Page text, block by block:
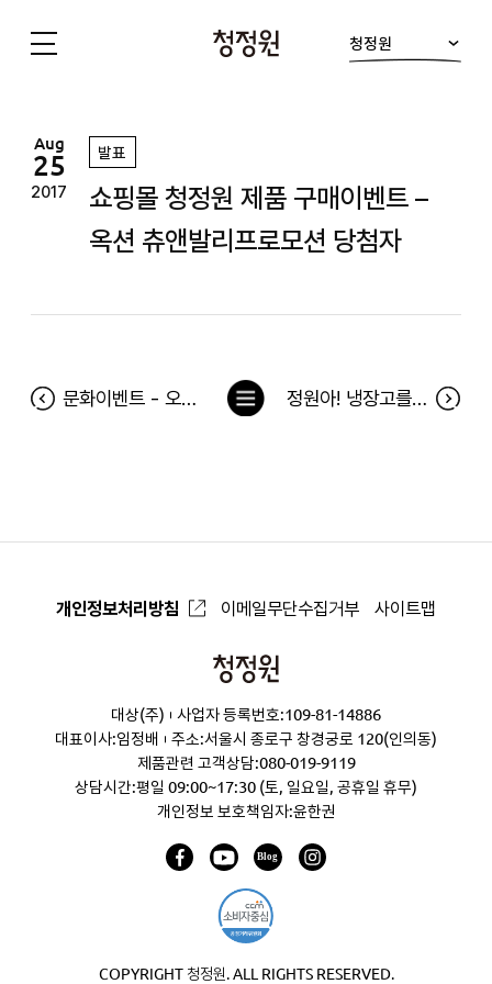
청정원
Aug
25
2017
발표
쇼핑몰 청정원 제품 구매이벤트 –
옥션 츄앤발리프로모션 당첨자
문화이벤트 - 오디션 당첨자 정원아! 냉장고를 채워줘 당첨자(8월 21일~8월 27일)
목
개인정보처리방침 이메일무단수집거부 사이트맵
청
원
대상(주)
사업자 등록번호:109-81-14886
대표이사:임정배
주소:서울시 종로구 창경궁로 120(인의동)
제품관련 고객상담:080-019-9119
상담시간:평일 09:00~17:30 (토, 일요일, 공휴일 휴무)
개인정보 보호책임자:윤한권
COPYRIGHT 청정원. ALL RIGHTS RESERVED.